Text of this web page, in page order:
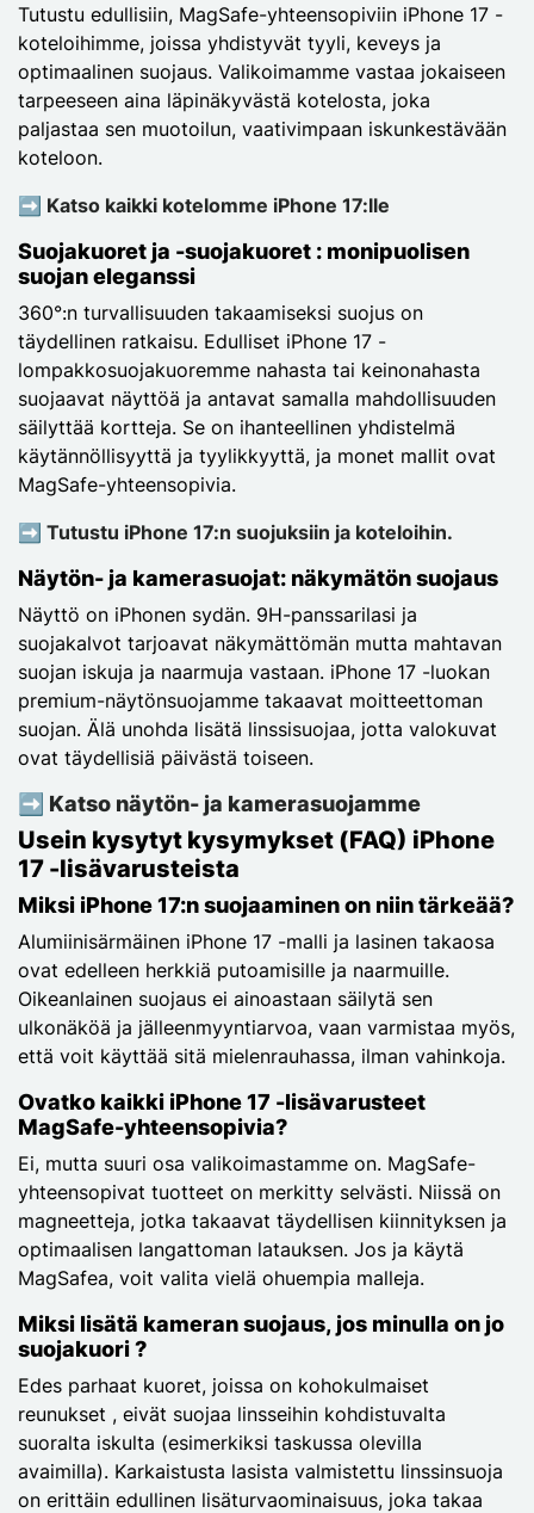
Tutustu edullisiin, MagSafe-yhteensopiviin iPhone 17 -
koteloihimme, joissa yhdistyvät tyyli, keveys ja
optimaalinen suojaus. Valikoimamme vastaa jokaiseen
tarpeeseen aina läpinäkyvästä kotelosta, joka
paljastaa sen muotoilun, vaativimpaan iskunkestävään
koteloon.
➡️ Katso kaikki kotelomme iPhone 17:lle
Suojakuoret ja -suojakuoret : monipuolisen
suojan eleganssi
360°:n turvallisuuden takaamiseksi suojus on
täydellinen ratkaisu. Edulliset iPhone 17 -
lompakkosuojakuoremme nahasta tai keinonahasta
suojaavat näyttöä ja antavat samalla mahdollisuuden
säilyttää kortteja. Se on ihanteellinen yhdistelmä
käytännöllisyyttä ja tyylikkyyttä, ja monet mallit ovat
MagSafe-yhteensopivia.
➡️ Tutustu iPhone 17:n suojuksiin ja koteloihin.
Näytön- ja kamerasuojat: näkymätön suojaus
Näyttö on iPhonen sydän. 9H-panssarilasi ja
suojakalvot tarjoavat näkymättömän mutta mahtavan
suojan iskuja ja naarmuja vastaan. iPhone 17 -luokan
premium-näytönsuojamme takaavat moitteettoman
suojan. Älä unohda lisätä linssisuojaa, jotta valokuvat
ovat täydellisiä päivästä toiseen.
➡️ Katso näytön- ja kamerasuojamme
Usein kysytyt kysymykset (FAQ) iPhone
17 -lisävarusteista
Miksi iPhone 17:n suojaaminen on niin tärkeää?
Alumiinisärmäinen iPhone 17 -malli ja lasinen takaosa
ovat edelleen herkkiä putoamisille ja naarmuille.
Oikeanlainen suojaus ei ainoastaan säilytä sen
ulkonäköä ja jälleenmyyntiarvoa, vaan varmistaa myös,
että voit käyttää sitä mielenrauhassa, ilman vahinkoja.
Ovatko kaikki iPhone 17 -lisävarusteet
MagSafe-yhteensopivia?
Ei, mutta suuri osa valikoimastamme on. MagSafe-
yhteensopivat tuotteet on merkitty selvästi. Niissä on
magneetteja, jotka takaavat täydellisen kiinnityksen ja
optimaalisen langattoman latauksen. Jos ja käytä
MagSafea, voit valita vielä ohuempia malleja.
Miksi lisätä kameran suojaus, jos minulla on jo
suojakuori ?
Edes parhaat kuoret, joissa on kohokulmaiset
reunukset , eivät suojaa linsseihin kohdistuvalta
suoralta iskulta (esimerkiksi taskussa olevilla
avaimilla). Karkaistusta lasista valmistettu linssinsuoja
on erittäin edullinen lisäturvaominaisuus, joka takaa